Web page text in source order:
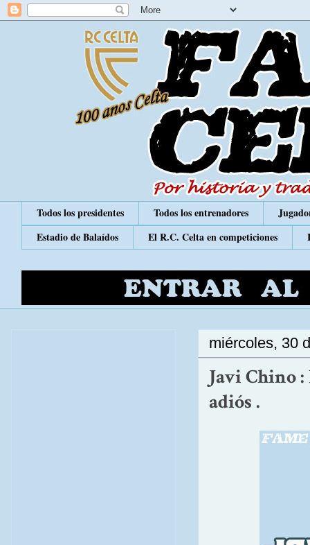
Todos los presidentes Todos los entrenadores
Estadio de Balaídos
El R.C. Celta en competiciones
miércoles, 30
Javi Chino
adiós .